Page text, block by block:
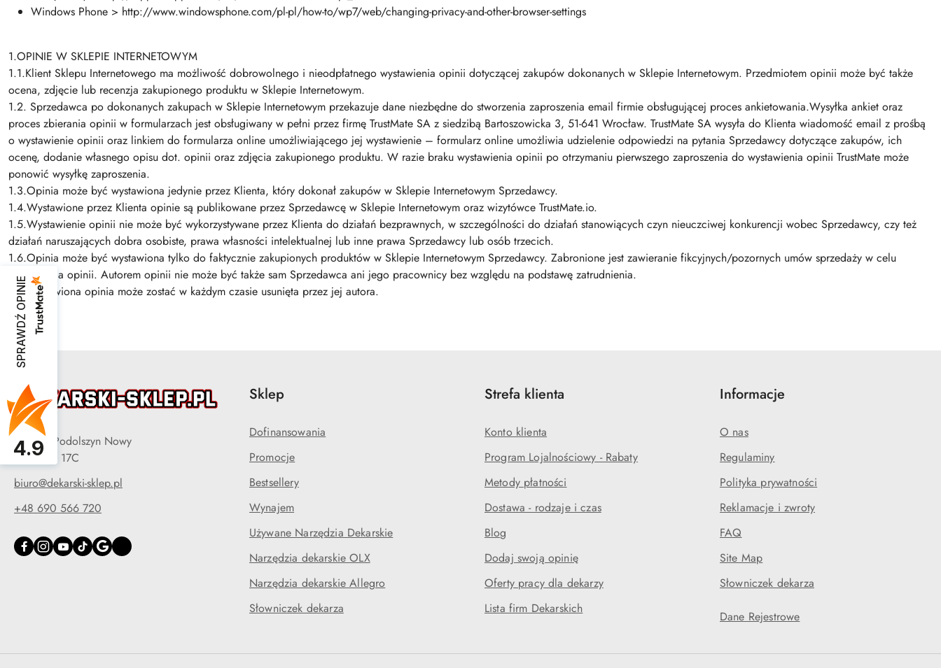
SPRAWDŹ OPINIE
4.9
Windows Phone > http://www.windowsphone.com/pl-pl/how-to/wp7/web/changing-privacy-and-other-browser-settings
1.OPINIE W SKLEPIE INTERNETOWYM
1.1.Klient Sklepu Internetowego ma możliwość dobrowolnego i nieodpłatnego wystawienia opinii dotyczącej zakupów dokonanych w Sklepie Internetowym. Przedmiotem opinii może być także
ocena, zdjęcie lub recenzja zakupionego produktu w Sklepie Internetowym.
1.2. Sprzedawca po dokonanych zakupach w Sklepie Internetowym przekazuje dane niezbędne do stworzenia zaproszenia email firmie obsługującej proces ankietowania.Wysyłka ankiet oraz
proces zbierania opinii w formularzach jest obsługiwany w pełni przez firmę TrustMate SA z siedzibą Bartoszowicka 3, 51-641 Wrocław. TrustMate SA wysyła do Klienta wiadomość email z prośbą
o wystawienie opinii oraz linkiem do formularza online umożliwiającego jej wystawienie – formularz online umożliwia udzielenie odpowiedzi na pytania Sprzedawcy dotyczące zakupów, ich
ocenę, dodanie własnego opisu dot. opinii oraz zdjęcia zakupionego produktu. W razie braku wystawienia opinii po otrzymaniu pierwszego zaproszenia do wystawienia opinii TrustMate może
ponowić wysyłkę zaproszenia.
1.3.Opinia może być wystawiona jedynie przez Klienta, który dokonał zakupów w Sklepie Internetowym Sprzedawcy.
1.4.Wystawione przez Klienta opinie są publikowane przez Sprzedawcę w Sklepie Internetowym oraz wizytówce TrustMate.io.
1.5.Wystawienie opinii nie może być wykorzystywane przez Klienta do działań bezprawnych, w szczególności do działań stanowiących czyn nieuczciwej konkurencji wobec Sprzedawcy, czy też
działań naruszających dobra osobiste, prawa własności intelektualnej lub inne prawa Sprzedawcy lub osób trzecich.
1.6.Opinia może być wystawiona tylko do faktycznie zakupionych produktów w Sklepie Internetowym Sprzedawcy. Zabronione jest zawieranie fikcyjnych/pozornych umów sprzedaży w celu
wystawienia opinii. Autorem opinii nie może być także sam Sprzedawca ani jego pracownicy bez względu na podstawę zatrudnienia.
1.7.Wystawiona opinia może zostać w każdym czasie usunięta przez jej autora.
05-090 Podolszyn Nowy
ul. Długa 17C
biuro@dekarski-sklep.pl
+48 690 566 720
Sklep
Dofinansowania
Promocje
Bestsellery
Wynajem
Używane Narzędzia Dekarskie
Narzędzia dekarskie OLX
Narzędzia dekarskie Allegro
Słowniczek dekarza
Strefa klienta
Konto klienta
Program Lojalnościowy - Rabaty
Metody płatności
Dostawa - rodzaje i czas
Blog
Dodaj swoją opinię
Oferty pracy dla dekarzy
Lista firm Dekarskich
Informacje
O nas
Regulaminy
Polityka prywatności
Reklamacje i zwroty
FAQ
Site Map
Słowniczek dekarza
Dane Rejestrowe